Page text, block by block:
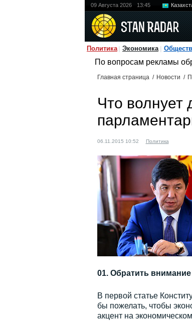
09 Августа 2026 13:45
Политика Экономика
По вопросам рекламы
Главная страница / Новости /
Что волнует
06.11.2015 10:52 Политика
01. Обратить
В первой статье
бы пожелать, чтобы
акцент на